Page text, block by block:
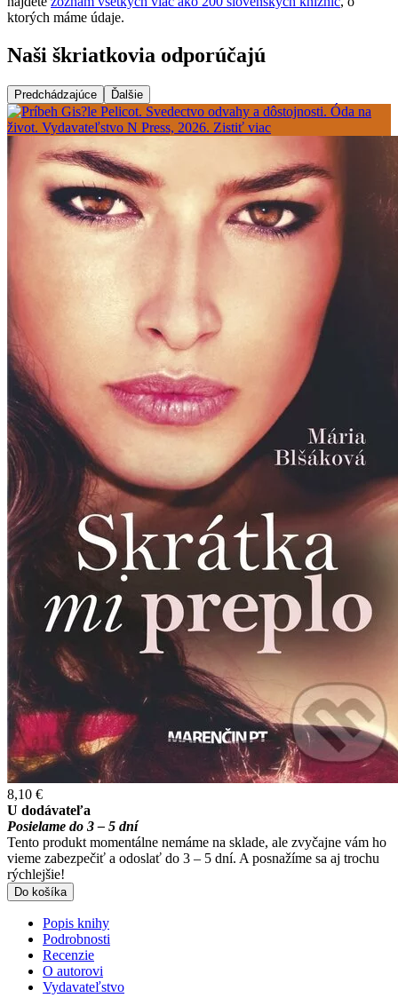
ktorých máme údaje.
Naši škriatkovia odporúčajú
Predchádzajúce Ďalšie
8,10 €
U dodávateľa
Posielame do 3 – 5 dní
Tento produkt momentálne nemáme na sklade, ale zvyčajne vám ho
vieme zabezpečiť a odoslať do 3 – 5 dní. A posnažíme sa aj trochu
rýchlejšie!
Do košíka
Popis knihy
Podrobnosti
Recenzie
O autorovi
Vydavateľstvo